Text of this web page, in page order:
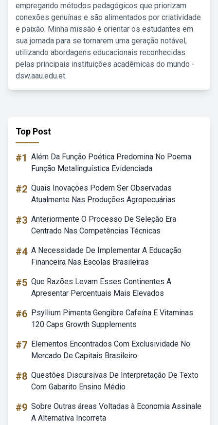
empregando métodos pedagógicos que priorizam
conexões genuínas e são alimentados por criatividade
e paixão. Minha missão é orientar os estudantes em
sua jornada para se tornarem uma geração notável,
utilizando abordagens educacionais reconhecidas
pelas principais instituições acadêmicas do mundo -
dsw.aau.edu.et.
Top Post
#1 Além Da Função Poética Predomina No Poema
Função Metalinguística Evidenciada
#2 Quais Inovações Podem Ser Observadas
Atualmente Nas Produções Agropecuárias
#3 Anteriormente O Processo De Seleção Era
Centrado Nas Competências Técnicas
#4 A Necessidade De Implementar A Educação
Financeira Nas Escolas Brasileiras
#5 Que Razões Levam Esses Continentes A
Apresentar Percentuais Mais Elevados
#6 Psyllium Pimenta Gengibre Cafeína E Vitaminas
120 Caps Growth Supplements
#7 Elementos Encontrados Com Exclusividade No
Mercado De Capitais Brasileiro:
#8 Questões Discursivas De Interpretação De Texto
Com Gabarito Ensino Médio
#9 Sobre Outras áreas Voltadas à Economia Assinale
A Alternativa Incorreta